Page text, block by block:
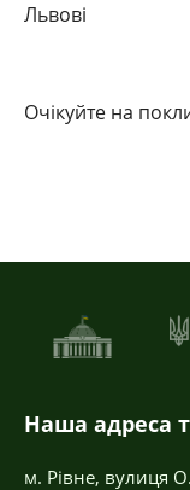
Львові
Очікуйте на
Наша адреса
м. Рівне, вулиця